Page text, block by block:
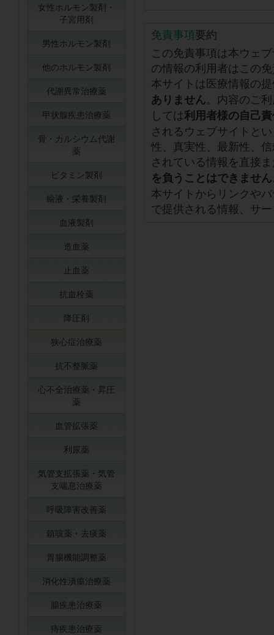
免責事項要約
この免責事項は本ウェ
の情報の利用者はこの
本サイトは医療情報の
ありません。内容のご
しては利用者様の自己
されるウェブサイトと
性、真実性、最新性、
されている情報を直接
を負うことはできません
本サイトからリンクや
で提供される情報、サ
女性ホルモン製剤・
子宮用剤
男性ホルモン製剤
他のホルモン製剤
代謝異常治療薬
甲状腺疾患治療薬
骨・カルシウム代謝
薬
ビタミン製剤
輸液・栄養製剤
血液製剤
造血薬
止血薬
抗血栓薬
降圧剤
狭心症治療薬
抗不整脈薬
心不全治療薬・昇圧
薬
血管拡張薬
利尿薬
気管支拡張薬・気管
支喘息治療薬
呼吸障害改善薬
鎮咳薬・去痰薬
胃腸機能調整薬
消化性潰瘍治療薬
腸疾患治療薬
痔疾患治療薬